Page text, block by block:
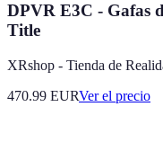
DPVR E3C - Gafas
Title
XRshop - Tienda de
470.99 EURVer el precio